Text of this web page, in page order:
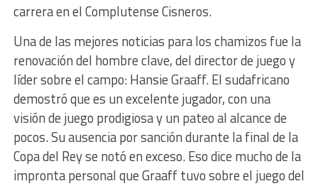
carrera en el Complutense Cisneros.
Una de las mejores noticias para los chamizos fue la
renovación del hombre clave, del director de juego y
líder sobre el campo: Hansie Graaff. El sudafricano
demostró que es un excelente jugador, con una
visión de juego prodigiosa y un pateo al alcance de
pocos. Su ausencia por sanción durante la final de la
Copa del Rey se notó en exceso. Eso dice mucho de la
impronta personal que Graaff tuvo sobre el juego del